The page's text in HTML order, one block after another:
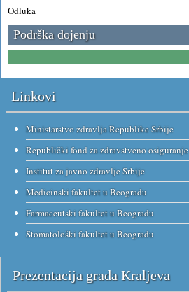
Odluka
Podrška dojenju
Linkovi
Ministarstvo zdravlja Republike Srbije
Republički fond za zdravstveno osiguranje
Institut za javno zdravlje Srbije
Medicinski fakultet u Beogradu
Farmaceutski fakultet u Beogradu
Stomatološki fakultet u Beogradu
Prezentacija grada Kraljeva